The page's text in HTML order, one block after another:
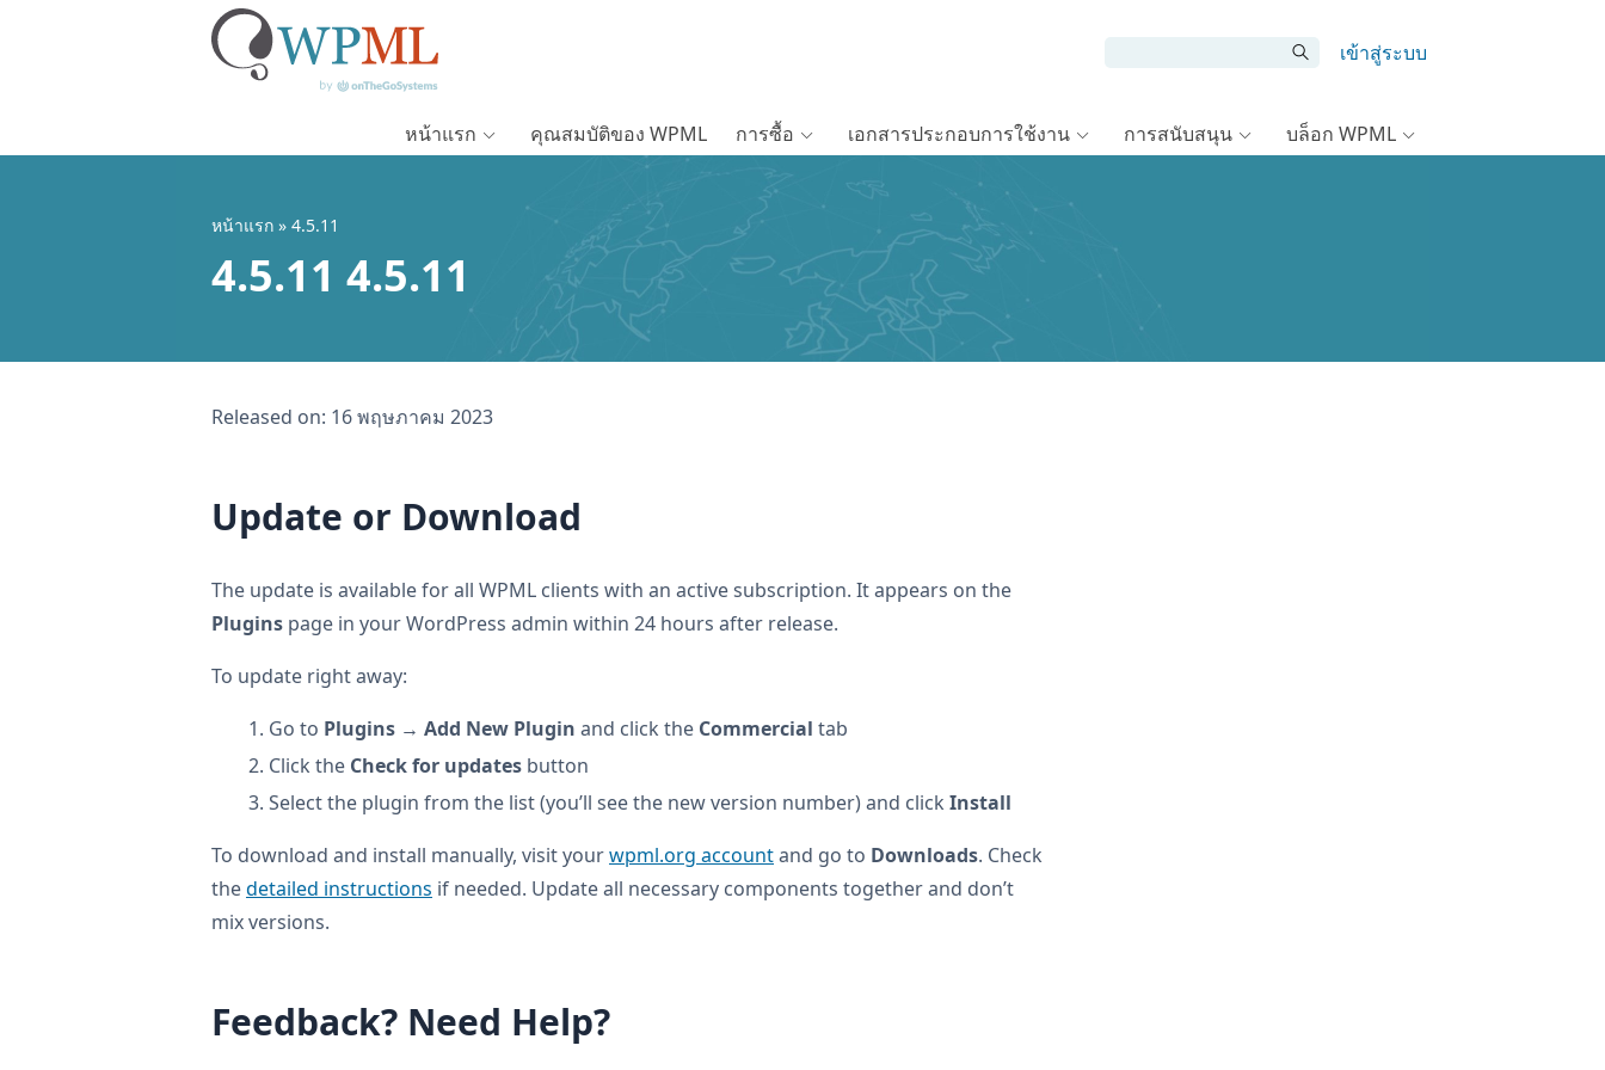
เข้าสู่ระบบ
หน้าแรก คุณสมบัติของ WPML การซื้อ เอกสารประกอบการใช้งาน การสนับสนุน บล็อก WPML
หน้าแรก » 4.5.11
4.5.11 4.5.11
Released on: 16 พฤษภาคม 2023
Update or Download
The update is available for all WPML clients with an active subscription. It appears on the
Plugins page in your WordPress admin within 24 hours after release.
To update right away:
Go to Plugins → Add New Plugin and click the Commercial tab
Click the Check for updates button
Select the plugin from the list (you’ll see the new version number) and click Install
To download and install manually, visit yourwpml.org accountand go to Downloads. Check
thedetailed instructions if needed. Update all necessary components together and don’t
mix versions.
Feedback? Need Help?